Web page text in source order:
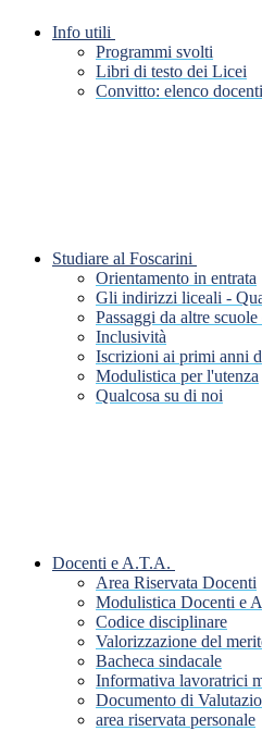
Info utili
Programmi svolti
Libri di testo dei Licei
Convitto: elenco docenti
Studiare al Foscarini
Orientamento in entrata
Gli indirizzi liceali -
Passaggi da altre
Inclusività
Iscrizioni ai primi anni
Modulistica per l'utenza
Qualcosa su di noi
Docenti e A.T.A.
Area Riservata Docenti
Modulistica Docenti e
Codice disciplinare
Valorizzazione del
Bacheca sindacale
Informativa lavoratrici
Documento di
area riservata personale